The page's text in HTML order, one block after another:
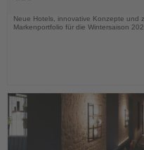
Neue Hotels, innovative Konzepte und
Markenportfolio für die Wintersaison